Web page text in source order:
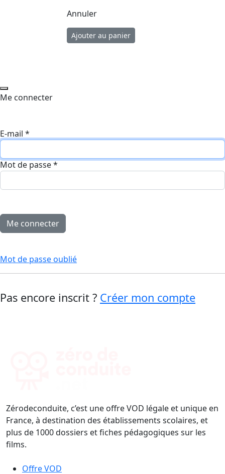
Annuler
Me connecter
E-mail *
Mot de passe*
Mot de passe oublié
Pas encore inscrit ? Créer mon compte
Zérodeconduite, c’est une offre VOD légale et unique en
France, à destination des établissements scolaires, et
plus de 1000 dossiers et fiches pédagogiques sur les
films.
Offre VOD